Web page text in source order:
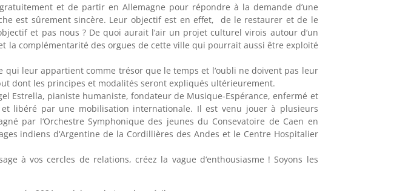
et de partir en Allemagne pour répondre à la demande d’une
est sûrement sincère. Leur objectif est en effet, de le restaurer et de le
et pas nous ? De quoi aurait l‘air un projet culturel virois autour d‘un
complémentarité des orgues de cette ville qui pourrait aussi être exploité
leur appartient comme trésor que le temps et l‘oubli ne doivent pas leur
dont les principes et modalités seront expliqués ultérieurement.
Estrella, pianiste humaniste, fondateur de Musique-Espérance, enfermé et
libéré par une mobilisation internationale. Il est venu jouer à plusieurs
par l‘Orchestre Symphonique des jeunes du Consevatoire de Caen en
indiens d‘Argentine de la Cordillières des Andes et le Centre Hospitalier
à vos cercles de relations, créez la vague d‘enthousiasme ! Soyons les